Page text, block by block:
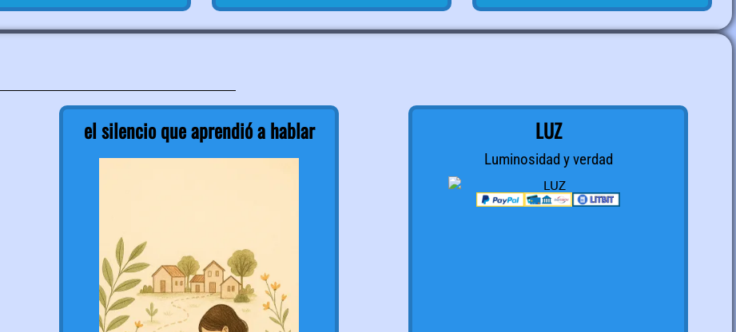
el silencio que aprendió a hablar LUZ
Luminosidad y verdad